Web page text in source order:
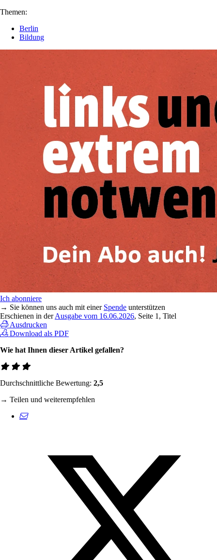
Themen:
Berlin
Bildung
Ich abonniere
→ Sie können uns auch mit einer Spende unterstützen
Erschienen in derAusgabe vom 16.06.2026, Seite 1, Titel
Ausdrucken
Download als PDF
Wie hat Ihnen dieser Artikel gefallen?
Durchschnittliche Bewertung: 2,5
→ Teilen und weiterempfehlen